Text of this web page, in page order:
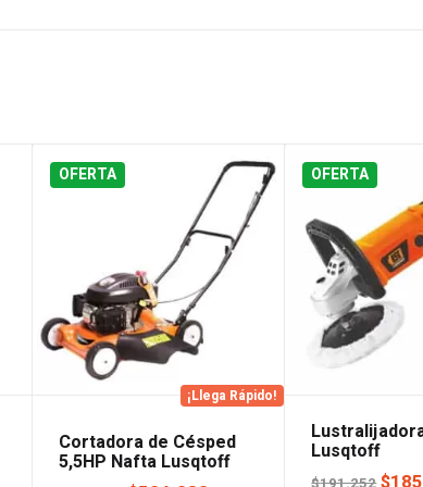
OFERTA
¡Llega Rápido!
Cortadora de Césped
5,5HP Nafta Lusqtoff
OFERTA
Lusqtoff